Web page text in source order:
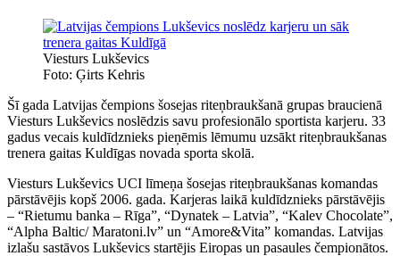
Viesturs Lukševics
Foto: Ģirts Kehris
Šī gada Latvijas čempions šosejas riteņbraukšanā grupas braucienā
Viesturs Lukševics noslēdzis savu profesionālo sportista karjeru. 33
gadus vecais kuldīdznieks pieņēmis lēmumu uzsākt riteņbraukšanas
trenera gaitas Kuldīgas novada sporta skolā.
Viesturs Lukševics UCI līmeņa šosejas riteņbraukšanas komandas
pārstāvējis kopš 2006. gada. Karjeras laikā kuldīdznieks pārstāvējis
– “Rietumu banka – Rīga”, “Dynatek – Latvia”, “Kalev Chocolate”,
“Alpha Baltic/ Maratoni.lv” un “Amore&Vita” komandas. Latvijas
izlašu sastāvos Lukševics startējis Eiropas un pasaules čempionātos.